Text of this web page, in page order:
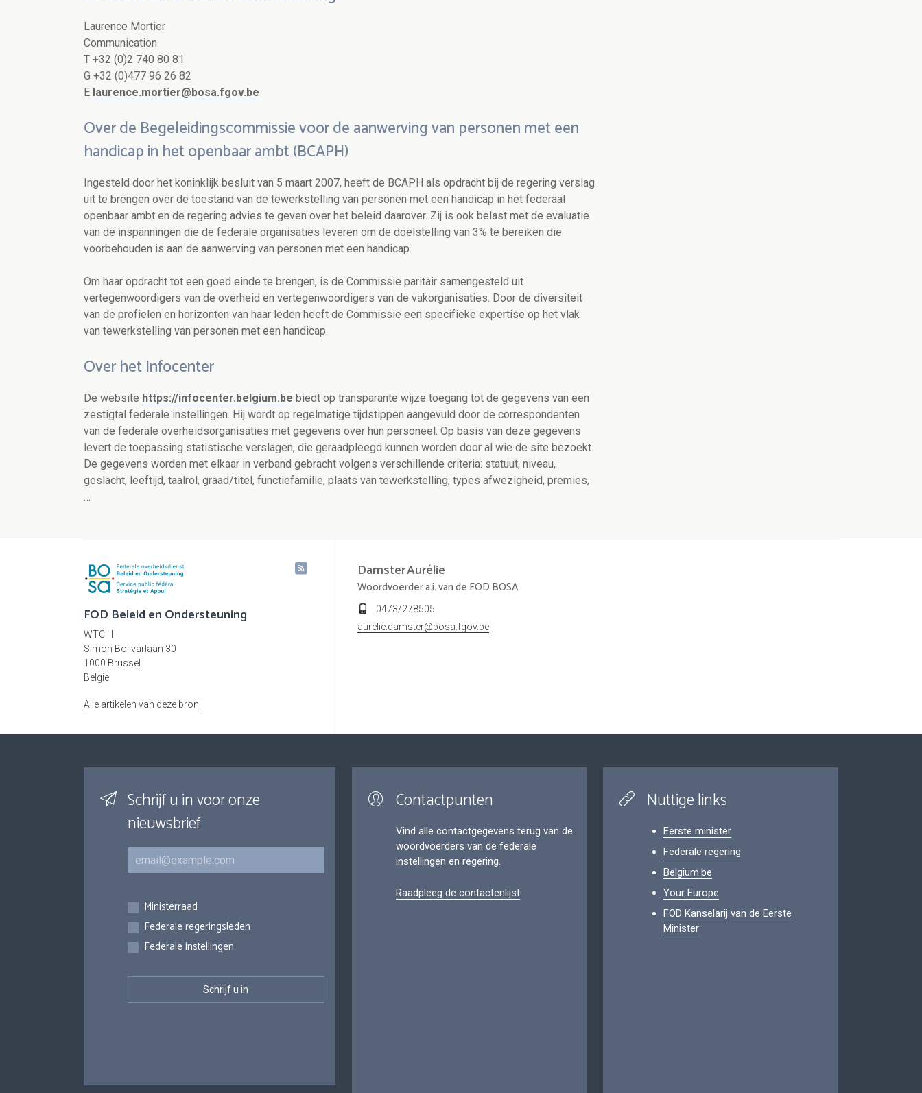
Laurence Mortier
Communication
T +32 (0)2 740 80 81
G +32 (0)477 96 26 82
E laurence.mortier@bosa.fgov.be
Over de Begeleidingscommissie voor de aanwerving van personen met een
handicap in het openbaar ambt (BCAPH)
Ingesteld door het koninklijk besluit van 5 maart 2007, heeft de BCAPH als opdracht bij de regering verslag
uit te brengen over de toestand van de tewerkstelling van personen met een handicap in het federaal
openbaar ambt en de regering advies te geven over het beleid daarover. Zij is ook belast met de evaluatie
van de inspanningen die de federale organisaties leveren om de doelstelling van 3% te bereiken die
voorbehouden is aan de aanwerving van personen met een handicap.
Om haar opdracht tot een goed einde te brengen, is de Commissie paritair samengesteld uit
vertegenwoordigers van de overheid en vertegenwoordigers van de vakorganisaties. Door de diversiteit
van de profielen en horizonten van haar leden heeft de Commissie een specifieke expertise op het vlak
van tewerkstelling van personen met een handicap.
Over het Infocenter
De website https://infocenter.belgium.be biedt op transparante wijze toegang tot de gegevens van een
zestigtal federale instellingen. Hij wordt op regelmatige tijdstippen aangevuld door de correspondenten
van de federale overheidsorganisaties met gegevens over hun personeel. Op basis van deze gegevens
levert de toepassing statistische verslagen, die geraadpleegd kunnen worden door al wie de site bezoekt.
De gegevens worden met elkaar in verband gebracht volgens verschillende criteria: statuut, niveau,
geslacht, leeftijd, taalrol, graad/titel, functiefamilie, plaats van tewerkstelling, types afwezigheid, premies,
…
FOD Beleid en Ondersteuning
WTC III
Simon Bolivarlaan 30
1000 Brussel
België
Alle artikelen van deze bron
DamsterAurélie
Woordvoerder a.i. van de FOD BOSA
0473/278505
aurelie.damster@bosa.fgov.be
Schrijf u in voor onze
nieuwsbrief
E-mail
Inschrijvingen
Ministerraad
Federale regeringsleden
Federale instellingen
Contactpunten
Vind alle contactgegevens terug van de
woordvoerders van de federale
instellingen en regering.
Raadpleeg de contactenlijst
Nuttige links
Eerste minister
Federale regering
Belgium.be
Your Europe
FOD Kanselarij van de Eerste
Minister